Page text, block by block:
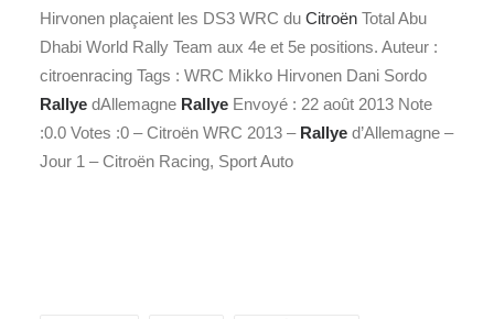
Hirvonen plaçaient les DS3 WRC du Citroën Total Abu
Dhabi World Rally Team aux 4e et 5e positions. Auteur :
citroenracing Tags : WRC Mikko Hirvonen Dani Sordo
Rallye dAllemagne Rallye Envoyé : 22 août 2013 Note
:0.0 Votes :0 – Citroën WRC 2013 – Rallye d’Allemagne –
Jour 1 – Citroën Racing, Sport Auto